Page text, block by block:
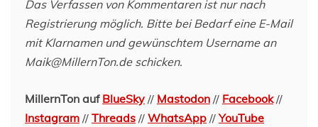
Das Verfassen von Kommentaren ist nur nach
Registrierung möglich. Bitte bei Bedarf eine E-Mail
mit Klarnamen und gewünschtem Username an
Maik@MillernTon.de schicken.
MillernTon auf BlueSky // Mastodon // Facebook//
Instagram // Threads // WhatsApp //YouTube